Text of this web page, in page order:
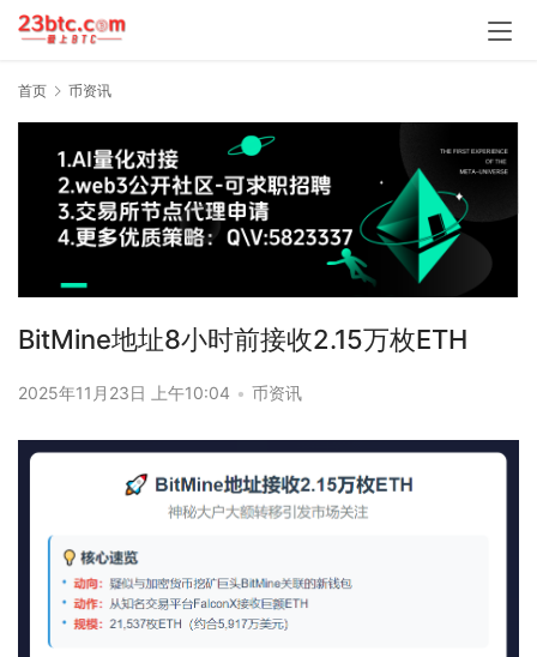
首页 币资讯
BitMine地址8小时前接收2.15万枚ETH
2025年11月23日 上午10:04 • 币资讯